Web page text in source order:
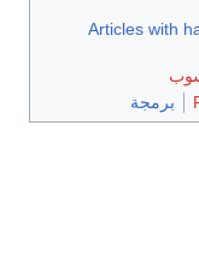
Articles with
برمجة